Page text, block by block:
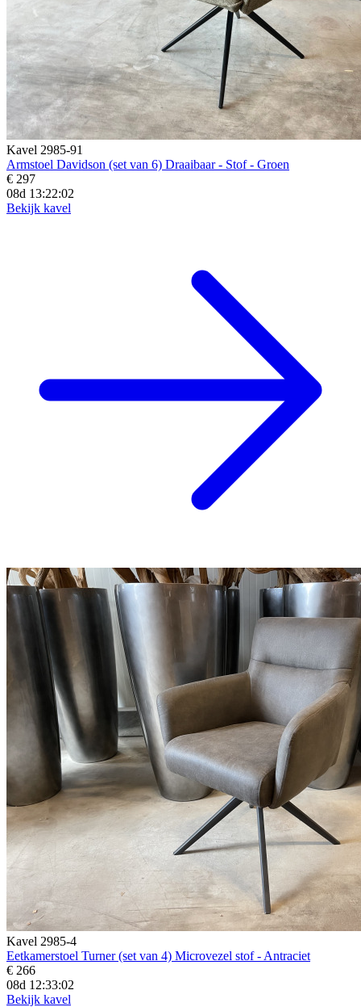
Kavel 2985-91
Armstoel Davidson (set van 6) Draaibaar - Stof - Groen
€ 297
08d 13:22:01
Bekijk kavel
Kavel 2985-4
Eetkamerstoel Turner (set van 4) Microvezel stof - Antraciet
€ 266
08d 12:33:01
Bekijk kavel